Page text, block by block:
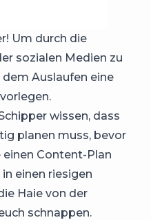
Um durch die
sozialen Medien zu
Auslaufen eine
wissen, dass
planen muss, bevor
Content-Plan
einen riesigen
Haie von der
schnappen.